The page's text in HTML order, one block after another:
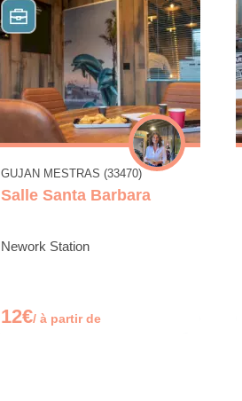
GUJAN MESTRAS (33470)
Salle Santa Barbara
Nework Station
12€/ à partir de